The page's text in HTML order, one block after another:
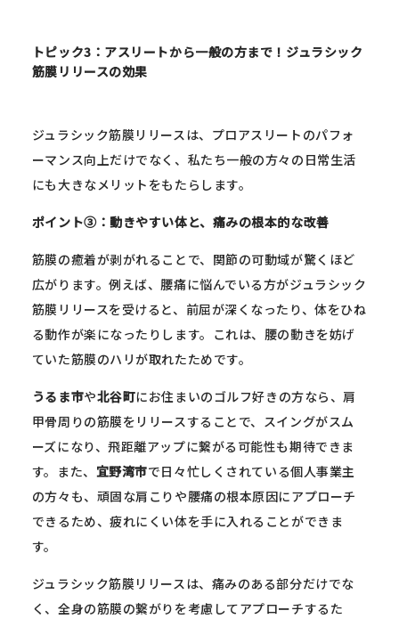
トピック3：アスリートから一般の方まで！ジュラシック
筋膜リリースの効果
ジュラシック筋膜リリースは、プロアスリートのパフォ
ーマンス向上だけでなく、私たち一般の方々の日常生活
にも大きなメリットをもたらします。
ポイント③：動きやすい体と、痛みの根本的な改善
筋膜の癒着が剥がれることで、関節の可動域が驚くほど
広がります。例えば、腰痛に悩んでいる方がジュラシック
筋膜リリースを受けると、前屈が深くなったり、体をひね
る動作が楽になったりします。これは、腰の動きを妨げ
ていた筋膜のハリが取れたためです。
うるま市や北谷町にお住まいのゴルフ好きの方なら、肩
甲骨周りの筋膜をリリースすることで、スイングがスム
ーズになり、飛距離アップに繋がる可能性も期待できま
す。また、 宜野湾市で日々忙しくされている個人事業主
の方々も、頑固な肩こりや腰痛の根本原因にアプローチ
できるため、疲れにくい体を手に入れることができま
す。
ジュラシック筋膜リリースは、痛みのある部分だけでな
く、全身の筋膜の繋がりを考慮してアプローチするた